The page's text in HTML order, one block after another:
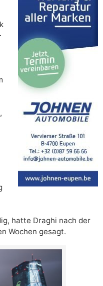
hatte Draghi nach der
Wochen gesagt.